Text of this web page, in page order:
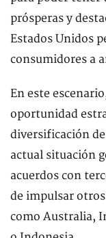
prósperas y
Estados Unidos
consumidores a
En este
oportunidad
diversificación
actual situación
acuerdos con
de impulsar
como Australia,